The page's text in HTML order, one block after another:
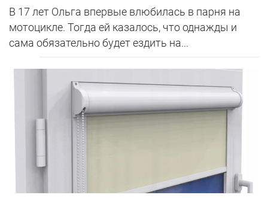
В 17 лет Ольга впервые влюбилась в парня на
мотоцикле. Тогда ей казалось, что однажды и
сама обязательно будет ездить на...